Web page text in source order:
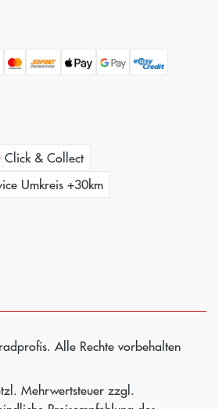
Click & Collect
Umkreis +30km
Alle Rechte vorbehalten
Mehrwertsteuer zzgl.